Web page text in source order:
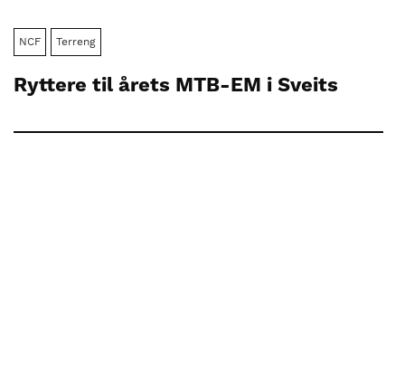
NCF Terreng
Ryttere til årets MTB-EM i Sveits